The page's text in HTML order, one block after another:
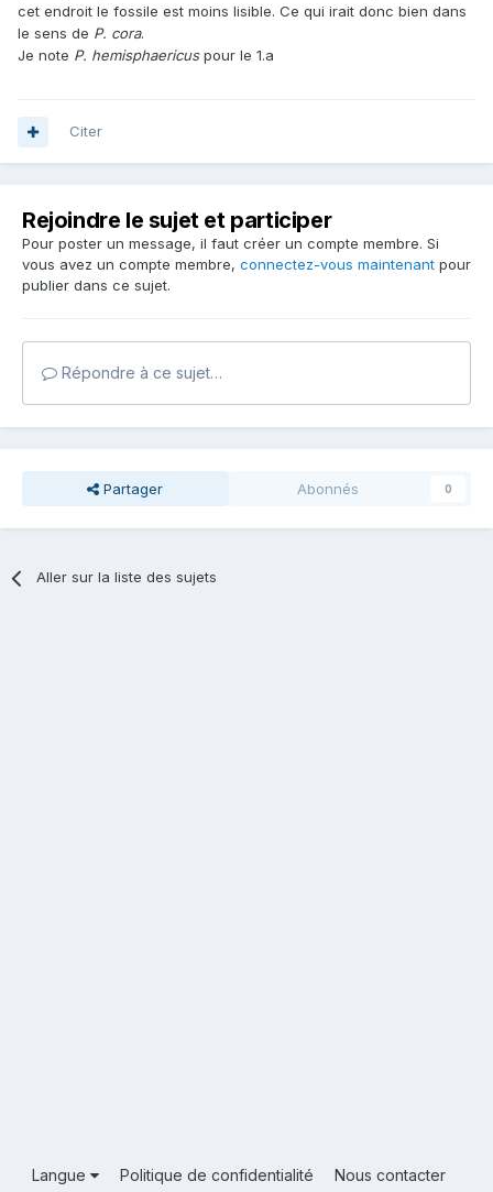
cet endroit le fossile est moins lisible. Ce qui irait donc bien dans
le sens de P. cora.
Je note P. hemisphaericuspour le 1.a
Citer
Rejoindre le sujet et participer
Pour poster un message, il faut créer un compte membre. Si
vous avez un compte membre, connectez-vous maintenant pour
publier dans ce sujet.
Répondre à ce sujet…
Partager Abonnés 0
Aller sur la liste des sujets
Langue Politique de confidentialité
Nous contacter